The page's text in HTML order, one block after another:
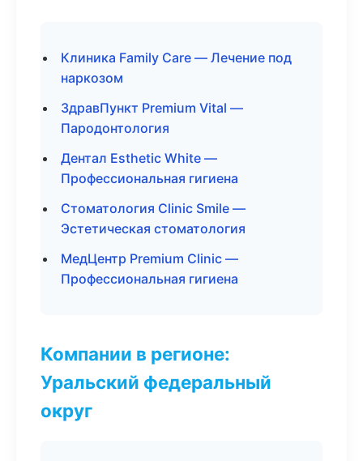
Клиника Family Care — Лечение под
наркозом
ЗдравПункт Premium Vital —
Пародонтология
Дентал Esthetic White —
Профессиональная гигиена
Стоматология Clinic Smile —
Эстетическая стоматология
МедЦентр Premium Clinic —
Профессиональная гигиена
Компании в регионе:
Уральский федеральный
округ